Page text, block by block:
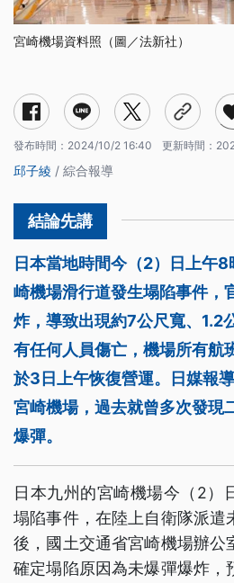
宮崎機場資料照（圖／法新社）
發布時間： 2024/10/2 16:40 更新時間：
邱子綾 / 綜合報導
日本當地時間今（2）日上午
崎機場滑行道發生塌陷事件，
炸，導致出現約7公尺寬、1.2
有任何人員傷亡，機場所有航
於3日上午恢復營運。日媒報
宮崎機場，過去就曾多次發現
爆彈。
日本九州的宮崎機場今（2）
塌陷事件，在陸上自衛隊派遣
後，國土交通省宮崎機場辦公
確定塌陷原因為未爆彈爆炸，